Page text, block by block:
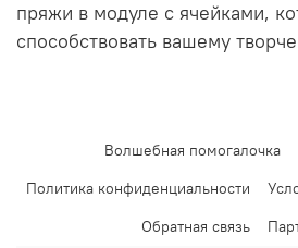
пряжи в модуле с ячейками,
способствовать вашему
Волшебная помогалочка
Политика конфиденциальности
Обратная связь